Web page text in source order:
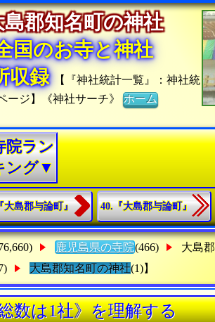
島郡知名町の神社
国のお寺と神社
収録
【『神社統計一覧』：神社統
ージ】《神社サーチ》ホーム
院ラン
ング▼
大島郡与論町』 40.『大島郡与論町』
鹿児島県の寺院(466)
大島
大島郡知名町の神社(1)】
数は1社》を理解する